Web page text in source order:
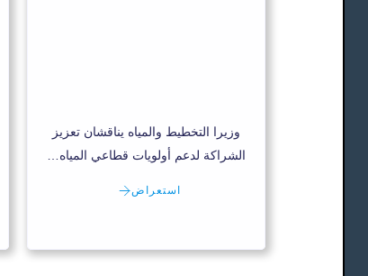
وزيرا التخطيط والمياه يناقشان تعزيز
الشراكة لدعم أولويات قطاعي المياه…
استعراض